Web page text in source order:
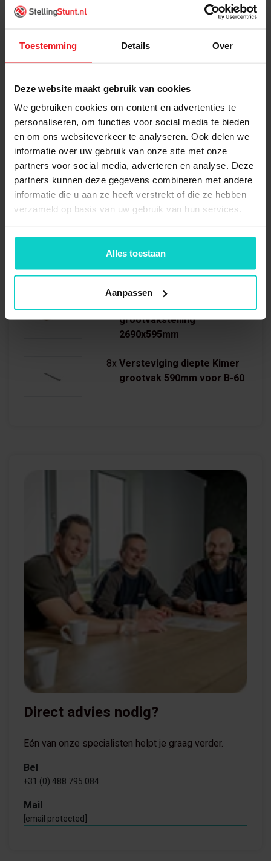
Toestemming Details Over
Deze website maakt gebruik van cookies
We gebruiken cookies om content en advertenties te
personaliseren, om functies voor social media te bieden
en om ons websiteverkeer te analyseren. Ook delen we
informatie over uw gebruik van onze site met onze
partners voor social media, adverteren en analyse. Deze
partners kunnen deze gegevens combineren met andere
informatie die u aan ze heeft verstrekt of die ze hebben
verzameld op basis van uw gebruik van hun services.
Alles toestaan
Aanpassen
Wat is inbegrepen?
(hxbxd) bestaat uit:
1xStaander Kimer
3000x600mm
525/24incl.voormontage
8xLigger 270cm Kimer "Z-M"
new
16xBorgpen Kimer
4xLegbord sp.plaat
grootvakstelling
2690x595mm
8x Versteviging diepte Kimer
grootvak 590mm voor B-60
Direct advies nodig?
Eén van onze specialisten helpt je graag verder.
Bel
+31 (0) 488 795 084
Mail
[email protected]